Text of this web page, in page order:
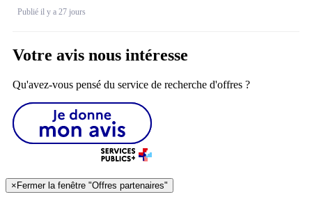
Publié il y a 27 jours
Votre avis nous intéresse
Qu'avez-vous pensé du service de recherche d'offres ?
×Fermer la fenêtre "Offres partenaires"